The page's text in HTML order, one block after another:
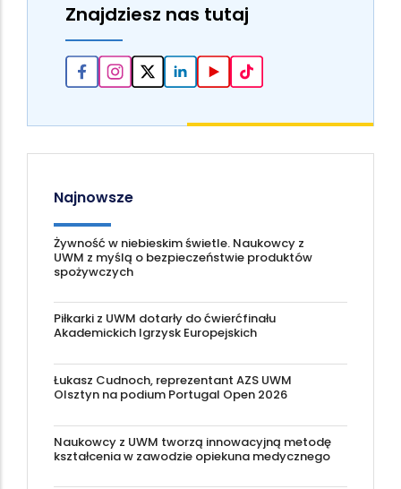
Znajdziesz nas tutaj
Najnowsze
Żywność w niebieskim świetle. Naukowcy z
UWM z myślą o bezpieczeństwie produktów
spożywczych
Piłkarki z UWM dotarły do ćwierćfinału
Akademickich Igrzysk Europejskich
Łukasz Cudnoch, reprezentant AZS UWM
Olsztyn na podium Portugal Open 2026
Naukowcy z UWM tworzą innowacyjną metodę
kształcenia w zawodzie opiekuna medycznego